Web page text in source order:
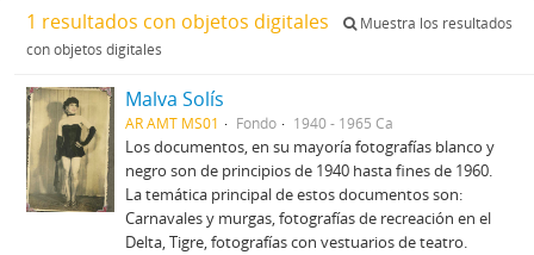
1 resultados con objetos digitales
Muestra los resultados
con objetos digitales
Malva Solís
AR AMT MS01 Fondo 1940 - 1965 Ca
Los documentos, en su mayoría fotografías blanco y
negro son de principios de 1940 hasta fines de 1960.
La temática principal de estos documentos son:
Carnavales y murgas, fotografías de recreación en el
Delta, Tigre, fotografías con vestuarios de teatro.